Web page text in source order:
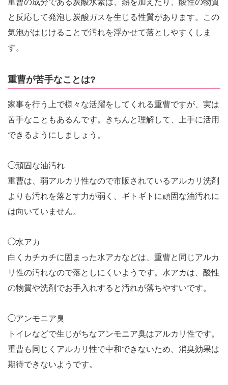
重曹の成分である炭酸水素は、熱を加えたり、酸性の物質
と反応して発泡し炭酸ガスを生じる性質があります。この
気泡がはじけることで汚れを浮かせて落としやすくしま
す。
重曹が苦手なことは?
家事を行う上で様々な活躍をしてくれる重曹ですが、実は
苦手なこともあるんです。きちんと理解して、上手に活用
できるようにしましょう。
◯頑固な油汚れ
重曹は、弱アルカリ性なので市販されているアルカリ洗剤
よりも汚れを落とす力が弱く、ギトギトに頑固な油汚れに
は向いていません。
◯水アカ
白くカチカチに固まった水アカなどは、重曹と同じアルカ
リ性の汚れなので落としにくいようです。水アカは、酸性
の物質や洗剤でお手入れすると汚れが落ちやすいです。
◯アンモニア臭
トイレなどで生じがちなアンモニア臭はアルカリ性です。
重曹も同じくアルカリ性で中和できないため、消臭効果は
期待できないようです。